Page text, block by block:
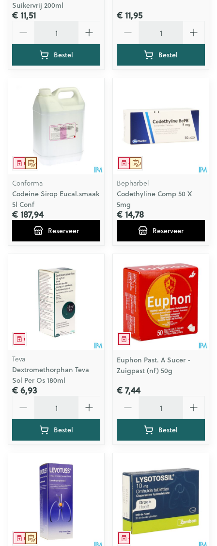
Suikervrij 200ml
€ 11,51
Bestel
€ 11,95
Bestel
Op voorschrift
Geneesmiddel
Conforma
Codeine Sirop Eucal.smaak
5l Conf
€ 187,94
Reserveer
Op voorschrift
Geneesmiddel
Bepharbel
Codethyline Comp 50 X
5mg
€ 14,78
Reserveer
Geneesmiddel
Teva
Dextromethorphan Teva
Sol Per Os 180ml
€ 6,93
Bestel
Geneesmiddel
Euphon Past. A Sucer -
Zuigpast (nf) 50g
€ 7,44
Bestel
Op voorschrift
Geneesmiddel Geneesmiddel